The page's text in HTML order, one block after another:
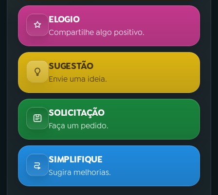
ELOGIO
Compartilhe algo positivo.
SUGESTÃO
Envie uma ideia.
SOLICITAÇÃO
Faça um pedido.
SIMPLIFIQUE
Sugira melhorias.